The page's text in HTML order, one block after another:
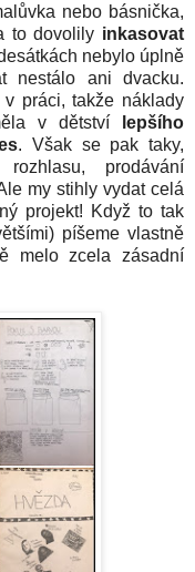
nebo básnička,
to dovolily inkasovat
nebylo úplně
nestálo ani dvacku.
práci, takže náklady
v dětství lepšího
. Však se pak taky,
prodávání
my stihly vydat celá
projekt! Když to tak
píšeme vlastně
melo zcela zásadní